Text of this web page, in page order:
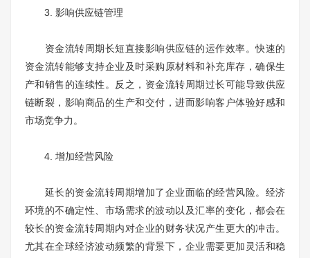
3. 影响供应链管理
资金流转周期长短直接影响供应链的运作效率。快速的
资金流转能够支持企业及时采购原材料和补充库存，确保生
产和销售的连续性。反之，资金流转周期过长可能导致供应
链断裂，影响商品的生产和交付，进而影响客户体验好感和
市场竞争力。
4. 增加经营风险
延长的资金流转周期增加了企业面临的经营风险。经济
环境的不确定性、市场需求的波动以及汇率的变化，都会在
较长的资金流转周期内对企业的财务状况产生更大的冲击。
尤其在全球经济波动频繁的背景下，企业需要更加灵活和稳